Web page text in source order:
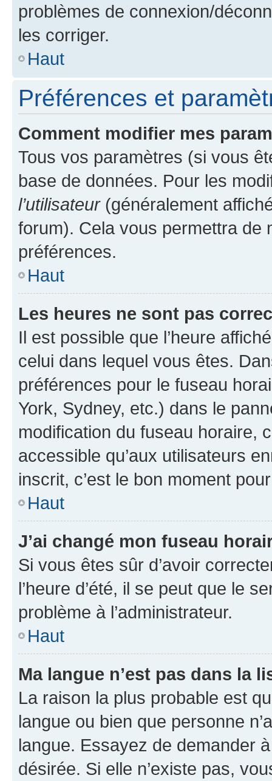
problèmes de connexion/
les corriger.
Haut
Préférences et
Comment modifier mes
Tous vos paramètres (si vous
base de données. Pour les
l’utilisateur(généralement
forum). Cela vous permettra de
préférences.
Haut
Les heures ne sont pas
Il est possible que l’heure
celui dans lequel vous êtes.
préférences pour le fuseau
York, Sydney, etc.) dans le
modification du fuseau horaire,
accessible qu’aux utilisateurs
inscrit, c’est le bon moment
Haut
J’ai changé mon fuseau
Si vous êtes sûr d’avoir
l’heure d’été, il se peut que le
problème à l’administrateur.
Haut
Ma langue n’est pas dans la
La raison la plus probable est
langue ou bien que personne
langue. Essayez de demander
désirée. Si elle n’existe pas,